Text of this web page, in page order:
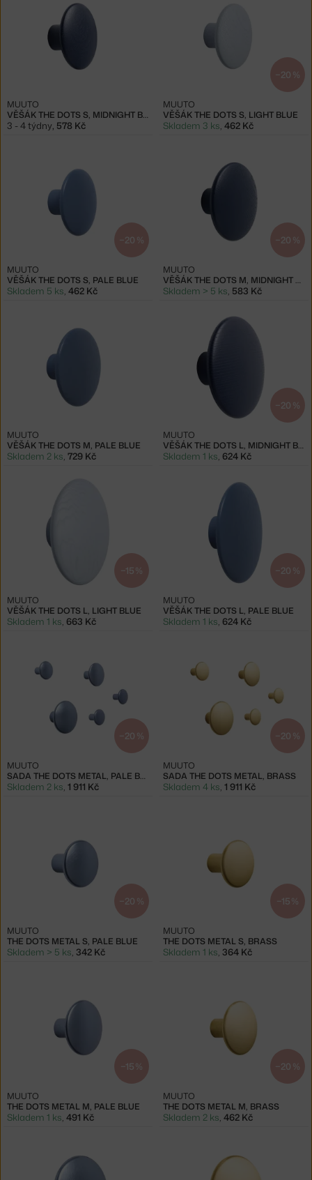
VĚŠÁK THE DOTS S, MIDNIGHT BLUE
MUUTO
3 - 4 týdny, 578 Kč
−20 %
VĚŠÁK THE DOTS S, LIGHT BLUE
MUUTO
Skladem 3 ks, 462 Kč
−20 %
VĚŠÁK THE DOTS S, PALE BLUE
MUUTO
Skladem 5 ks, 462 Kč
−20 %
VĚŠÁK THE DOTS M, MIDNIGHT BLUE
MUUTO
Skladem > 5 ks, 583 Kč
VĚŠÁK THE DOTS M, PALE BLUE
MUUTO
Skladem 2 ks, 729 Kč
−20 %
VĚŠÁK THE DOTS L, MIDNIGHT BLUE
MUUTO
Skladem 1 ks, 624 Kč
−15 %
VĚŠÁK THE DOTS L, LIGHT BLUE
MUUTO
Skladem 1 ks, 663 Kč
−20 %
VĚŠÁK THE DOTS L, PALE BLUE
MUUTO
Skladem 1 ks, 624 Kč
−20 %
SADA THE DOTS METAL, PALE BLUE
MUUTO
Skladem 2 ks, 1 911 Kč
−20 %
SADA THE DOTS METAL, BRASS
MUUTO
Skladem 4 ks, 1 911 Kč
−20 %
THE DOTS METAL S, PALE BLUE
MUUTO
Skladem > 5 ks, 342 Kč
−15 %
THE DOTS METAL S, BRASS
MUUTO
Skladem 1 ks, 364 Kč
−15 %
THE DOTS METAL M, PALE BLUE
MUUTO
Skladem 1 ks, 491 Kč
−20 %
THE DOTS METAL M, BRASS
MUUTO
Skladem 2 ks, 462 Kč